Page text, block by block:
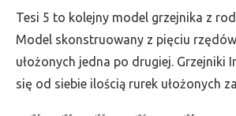
wys.
1800,
szer.
180,
Tesi 5 to kolejny model grzejnika z
Model skonstruowany z pięciu
ułożonych jedna po drugiej. Grzejniki
się od siebie ilością rurek ułożonych